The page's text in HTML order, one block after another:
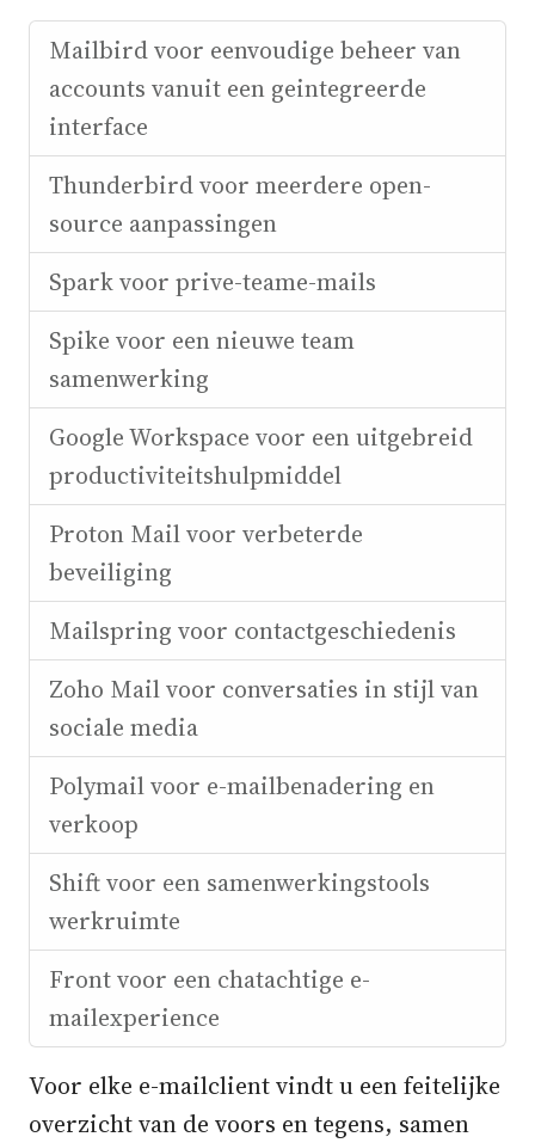
Mailbird voor eenvoudige beheer van
accounts vanuit een geintegreerde
interface
Thunderbird voor meerdere open-
source aanpassingen
Spark voor prive-teame-mails
Spike voor een nieuwe team
samenwerking
Google Workspace voor een uitgebreid
productiviteitshulpmiddel
Proton Mail voor verbeterde
beveiliging
Mailspring voor contactgeschiedenis
Zoho Mail voor conversaties in stijl van
sociale media
Polymail voor e-mailbenadering en
verkoop
Shift voor een samenwerkingstools
werkruimte
Front voor een chatachtige e-
mailexperience
Voor elke e-mailclient vindt u een feitelijke
overzicht van de voors en tegens, samen